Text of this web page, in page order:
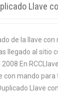
Llave
de la llave
llegado al sitio
En
con mando
Llave